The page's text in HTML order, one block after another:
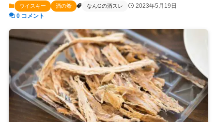
ウイスキー 酒の肴 なんGの酒スレ
2023年5月19日
0 コメント